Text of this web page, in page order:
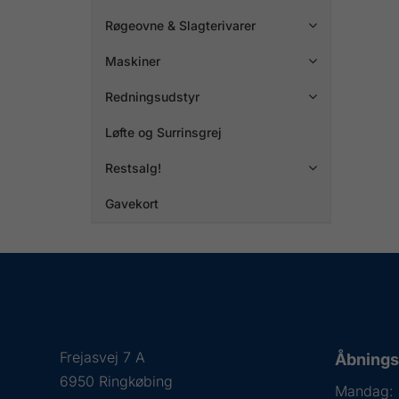
Røgeovne & Slagterivarer 
Maskiner 
Redningsudstyr 
Løfte og Surrinsgrej
Restsalg! 
Gavekort
Frejasvej 7 A
6950 Ringkøbing
Mandag: